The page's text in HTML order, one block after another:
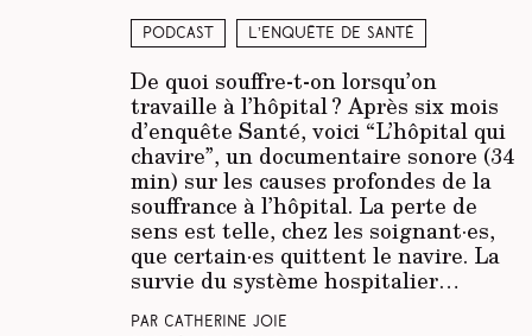
Podcast L’enquête de santé
De quoi souffre-t-on lorsqu’on
travaille à l’hôpital ? Après six mois
d’enquête Santé, voici “L’hôpital qui
chavire”, un documentaire sonore (34
min) sur les causes profondes de la
souffrance à l’hôpital. La perte de
sens est telle, chez les soignant·es,
que certain·es quittent le navire. La
survie du système hospitalier…
Par Catherine Joie